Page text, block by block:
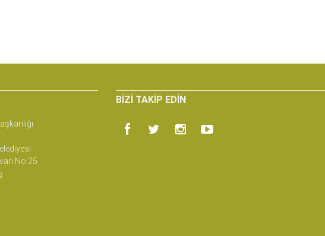
No:25
BIZI TAKIP EDIN